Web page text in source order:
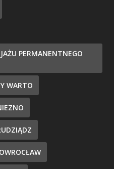
PERMANENTNEGO
WARTO